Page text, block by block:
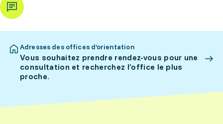
Adresses des offices d’orientation
Vous souhaitez prendre rendez-vous pour une
consultation et recherchez l’office le plus
proche.